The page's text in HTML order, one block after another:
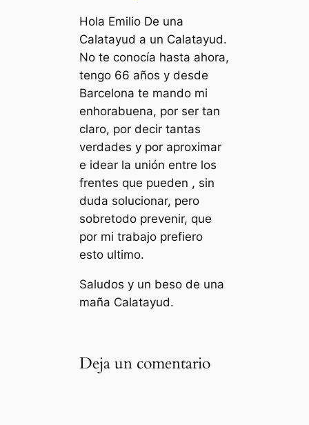
Hola Emilio De una
Calatayud a un Calatayud.
No te conocía hasta ahora,
tengo 66 años y desde
Barcelona te mando mi
enhorabuena, por ser tan
claro, por decir tantas
verdades y por aproximar
e idear la unión entre los
frentes que pueden , sin
duda solucionar, pero
sobretodo prevenir, que
por mi trabajo prefiero
esto ultimo.
Saludos y un beso de una
maña Calatayud.
Deja un comentario